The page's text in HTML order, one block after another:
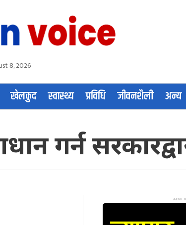
8, 2026
खेलकुद स्वास्थ्य प्रविधि जीवनशैली अन्य
गर्न